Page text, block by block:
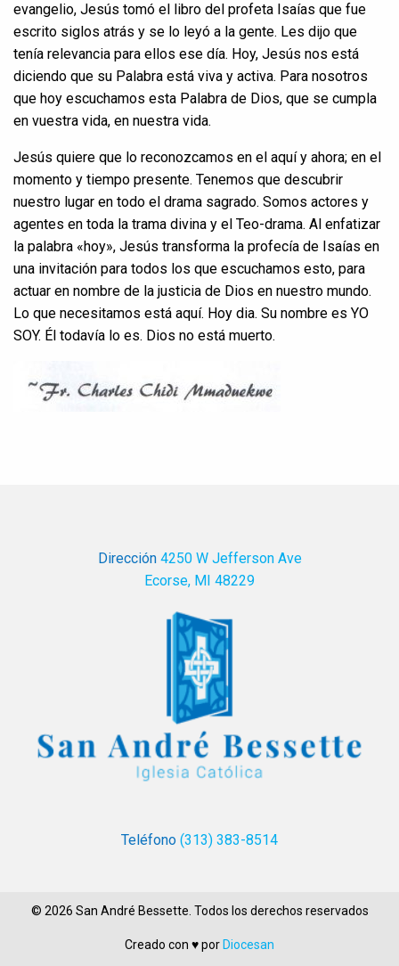
evangelio, Jesús tomó el libro del profeta Isaías que fue
escrito siglos atrás y se lo leyó a la gente. Les dijo que
tenía relevancia para ellos ese día. Hoy, Jesús nos está
diciendo que su Palabra está viva y activa. Para nosotros
que hoy escuchamos esta Palabra de Dios, que se cumpla
en vuestra vida, en nuestra vida.
Jesús quiere que lo reconozcamos en el aquí y ahora; en el
momento y tiempo presente. Tenemos que descubrir
nuestro lugar en todo el drama sagrado. Somos actores y
agentes en toda la trama divina y el Teo-drama. Al enfatizar
la palabra «hoy», Jesús transforma la profecía de Isaías en
una invitación para todos los que escuchamos esto, para
actuar en nombre de la justicia de Dios en nuestro mundo.
Lo que necesitamos está aquí. Hoy dia. Su nombre es YO
SOY. Él todavía lo es. Dios no está muerto.
Dirección 4250 W Jefferson Ave
Ecorse, MI 48229
Teléfono (313) 383-8514
© 2026 San André Bessette. Todos los derechos reservados
Creado con ♥ por Diocesan